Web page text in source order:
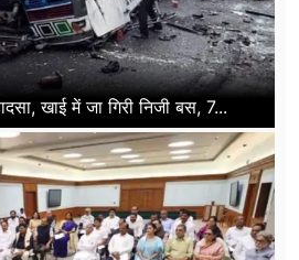
खाई में जा गिरी निजी बस, 7...